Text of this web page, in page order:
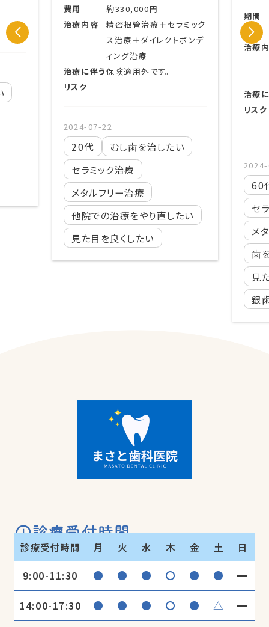
約330,000円
治療内容
精密根管治療＋セラミック
ス治療＋ダイレクトボンデ
ィング治療
治療に伴う保険適用外です。
2024-07-22
むし歯を治したい
セラミック治療
メタルフリー治療
他院での治療をやり直したい
見た目を良くしたい
5
治療内容
噛
治療に伴う保
ン
2024-07-22
セラミッ
メタルフ
歯を白く
見た目を
銀歯を白
診療受付時間
診療受付時間 月 火 水 木 金 土 日
9:00-11:30 ● ● ● 〇 ● ● ━
14:00-17:30 ● ● ● 〇 ● △ ━